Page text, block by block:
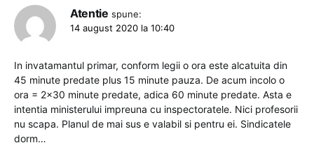
Atentie spune:
14 august 2020 la 10:40
In invatamantul primar, conform legii o ora este alcatuita din
45 minute predate plus 15 minute pauza. De acum incolo o
ora = 2×30 minute predate, adica 60 minute predate. Asta e
intentia ministerului impreuna cu inspectoratele. Nici profesorii
nu scapa. Planul de mai sus e valabil si pentru ei. Sindicatele
dorm…